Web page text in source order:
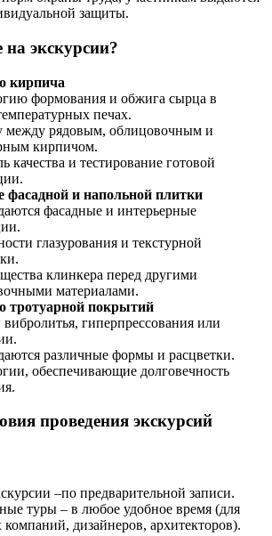
защиты.
экскурсии?
кирпича
формования и обжига сырца в
печах.
между рядовым, облицовочным и
кирпичом.
качества и тестирование готовой
фасадной и напольной плитки
фасадные и интерьерные
глазурования и текстурной
клинкера перед другими
материалами.
тротуарной покрытий
гиперпрессования или
различные формы и расцветки.
обеспечивающие долговечность
проведения экскурсий
–по предварительной записи.
туры – в любое удобное время (для
компаний, дизайнеров, архитекторов).